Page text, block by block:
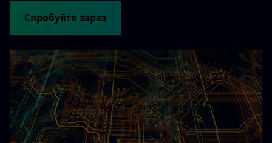
Спробуйте зараз